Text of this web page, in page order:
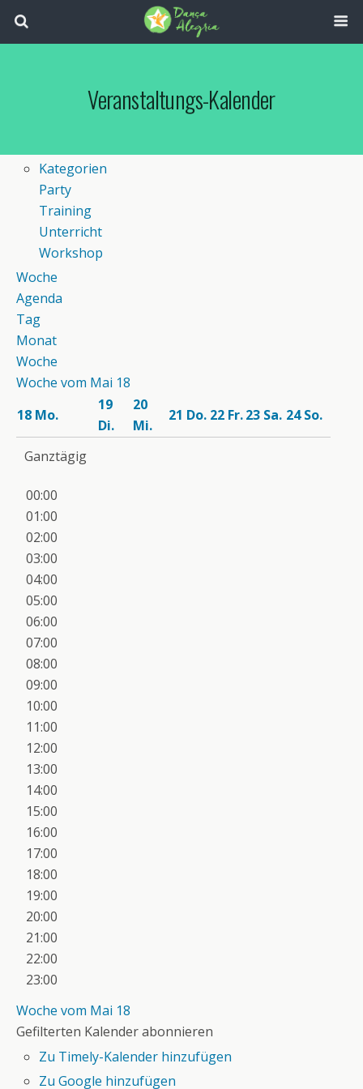
Veranstaltungs-Kalender
Kategorien
Party
Training
Unterricht
Workshop
Woche
Agenda
Tag
Monat
Woche
Woche vom Mai 18
18 Mo.
19
Di.
20
Mi.
21 Do. 22 Fr.23 Sa. 24 So.
Ganztägig
00:00
01:00
02:00
03:00
04:00
05:00
06:00
07:00
08:00
09:00
10:00
11:00
12:00
13:00
14:00
15:00
16:00
17:00
18:00
19:00
20:00
21:00
22:00
23:00
Woche vom Mai 18
Gefilterten Kalender abonnieren
Zu Timely-Kalender hinzufügen
Zu Google hinzufügen